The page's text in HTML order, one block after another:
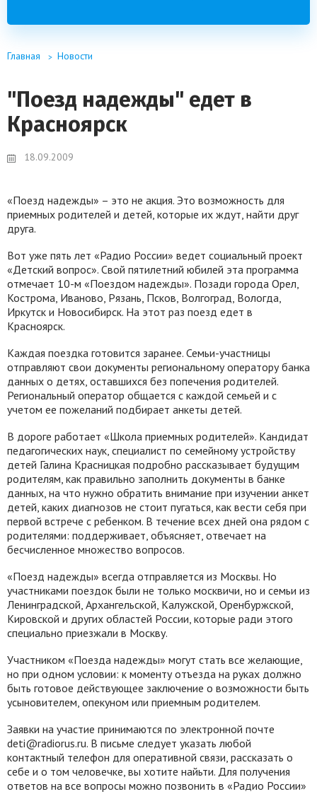
Главная Новости
"Поезд надежды" едет в
Красноярск
18.09.2009
«Поезд надежды» – это не акция. Это возможность для
приемных родителей и детей, которые их ждут, найти друг
друга.
Вот уже пять лет «Радио России» ведет социальный проект
«Детский вопрос». Свой пятилетний юбилей эта программа
отмечает 10-м «Поездом надежды». Позади города Орел,
Кострома, Иваново, Рязань, Псков, Волгоград, Вологда,
Иркутск и Новосибирск. На этот раз поезд едет в
Красноярск.
Каждая поездка готовится заранее. Семьи-участницы
отправляют свои документы региональному оператору банка
данных о детях, оставшихся без попечения родителей.
Региональный оператор общается с каждой семьей и с
учетом ее пожеланий подбирает анкеты детей.
В дороге работает «Школа приемных родителей». Кандидат
педагогических наук, специалист по семейному устройству
детей Галина Красницкая подробно рассказывает будущим
родителям, как правильно заполнить документы в банке
данных, на что нужно обратить внимание при изучении анкет
детей, каких диагнозов не стоит пугаться, как вести себя при
первой встрече с ребенком. В течение всех дней она рядом с
родителями: поддерживает, объясняет, отвечает на
бесчисленное множество вопросов.
«Поезд надежды» всегда отправляется из Москвы. Но
участниками поездок были не только москвичи, но и семьи из
Ленинградской, Архангельской, Калужской, Оренбуржской,
Кировской и других областей России, которые ради этого
специально приезжали в Москву.
Участником «Поезда надежды» могут стать все желающие,
но при одном условии: к моменту отъезда на руках должно
быть готовое действующее заключение о возможности быть
усыновителем, опекуном или приемным родителем.
Заявки на участие принимаются по электронной почте
deti@radiorus.ru. В письме следует указать любой
контактный телефон для оперативной связи, рассказать о
себе и о том человечке, вы хотите найьти. Для получения
ответов на все вопросы можно позвонить в «Радио России»